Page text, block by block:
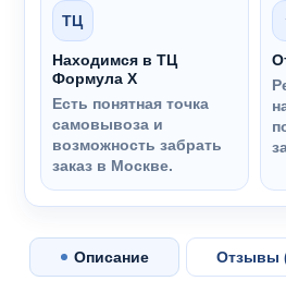
ТЦ
Находимся в ТЦ
Формула Х
Есть понятная точка
самовывоза и
возможность забрать
заказ в Москве.
Описание Отзывы